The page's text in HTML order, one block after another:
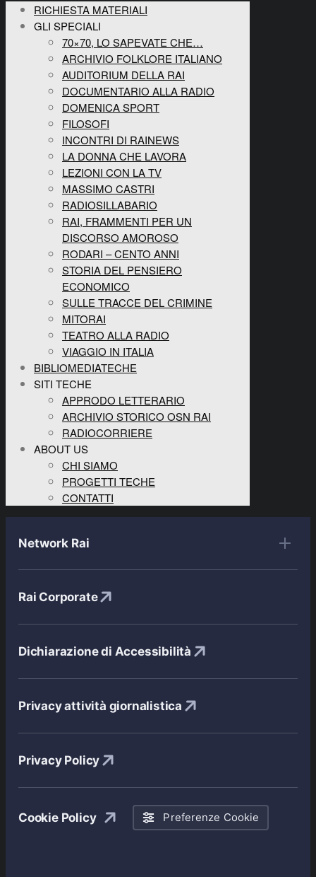
RICHIESTA MATERIALI
GLI SPECIALI
70×70, LO SAPEVATE CHE…
ARCHIVIO FOLKLORE ITALIANO
AUDITORIUM DELLA RAI
DOCUMENTARIO ALLA RADIO
DOMENICA SPORT
FILOSOFI
INCONTRI DI RAINEWS
LA DONNA CHE LAVORA
LEZIONI CON LA TV
MASSIMO CASTRI
RADIOSILLABARIO
RAI, FRAMMENTI PER UN
DISCORSO AMOROSO
RODARI – CENTO ANNI
STORIA DEL PENSIERO
ECONOMICO
SULLE TRACCE DEL CRIMINE
MITORAI
TEATRO ALLA RADIO
VIAGGIO IN ITALIA
BIBLIOMEDIATECHE
SITI TECHE
APPRODO LETTERARIO
ARCHIVIO STORICO OSN RAI
RADIOCORRIERE
ABOUT US
CHI SIAMO
PROGETTI TECHE
CONTATTI